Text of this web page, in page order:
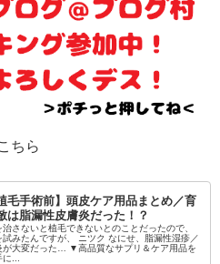
ちら
毛手術前】頭皮ケア用品まとめ／育
は脂漏性皮膚炎だった！？
さないと植毛できないとのことだったので、
試みたんですが、 ニツク なにせ、脂漏性湿疹／
が大変だった… ▼高品質なサプリ＆ケア用品を
...